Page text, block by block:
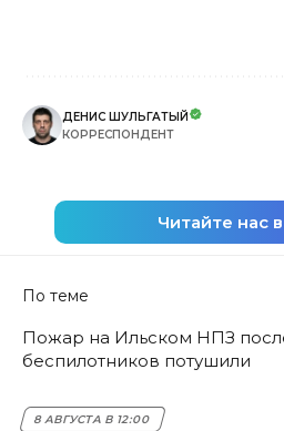
ДЕНИС ШУЛЬГАТЫЙ
КОРРЕСПОНДЕНТ
Читайте нас
По теме
Пожар на Ильском НПЗ
беспилотников потушили
8 АВГУСТА В 12:00